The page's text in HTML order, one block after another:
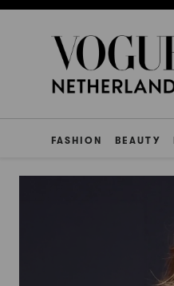
FASHION BEAUTY